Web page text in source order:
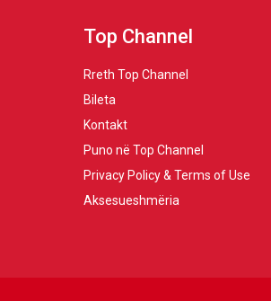
Top Channel
Rreth Top Channel
Bileta
Kontakt
Puno në Top Channel
Privacy Policy & Terms of Use
Aksesueshmëria